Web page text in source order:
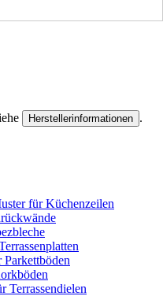
Herstellerinformationen .
für Küchenzeilen
Terrassendielen